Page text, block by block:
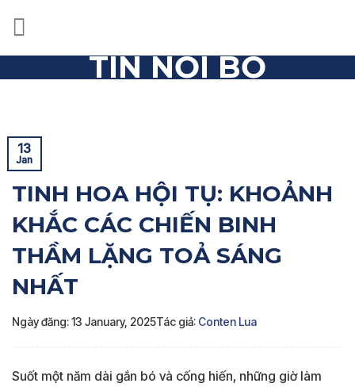
TIN NỘI BỘ
13
Jan
TINH HOA HỘI TỤ: KHOẢNH
KHẮC CÁC CHIẾN BINH
THẦM LẶNG TOẢ SÁNG
NHẤT
Ngày đăng: 13 January, 2025Tác giả: Conten Lua
Suốt một năm dài gắn bó và cống hiến, những giờ làm